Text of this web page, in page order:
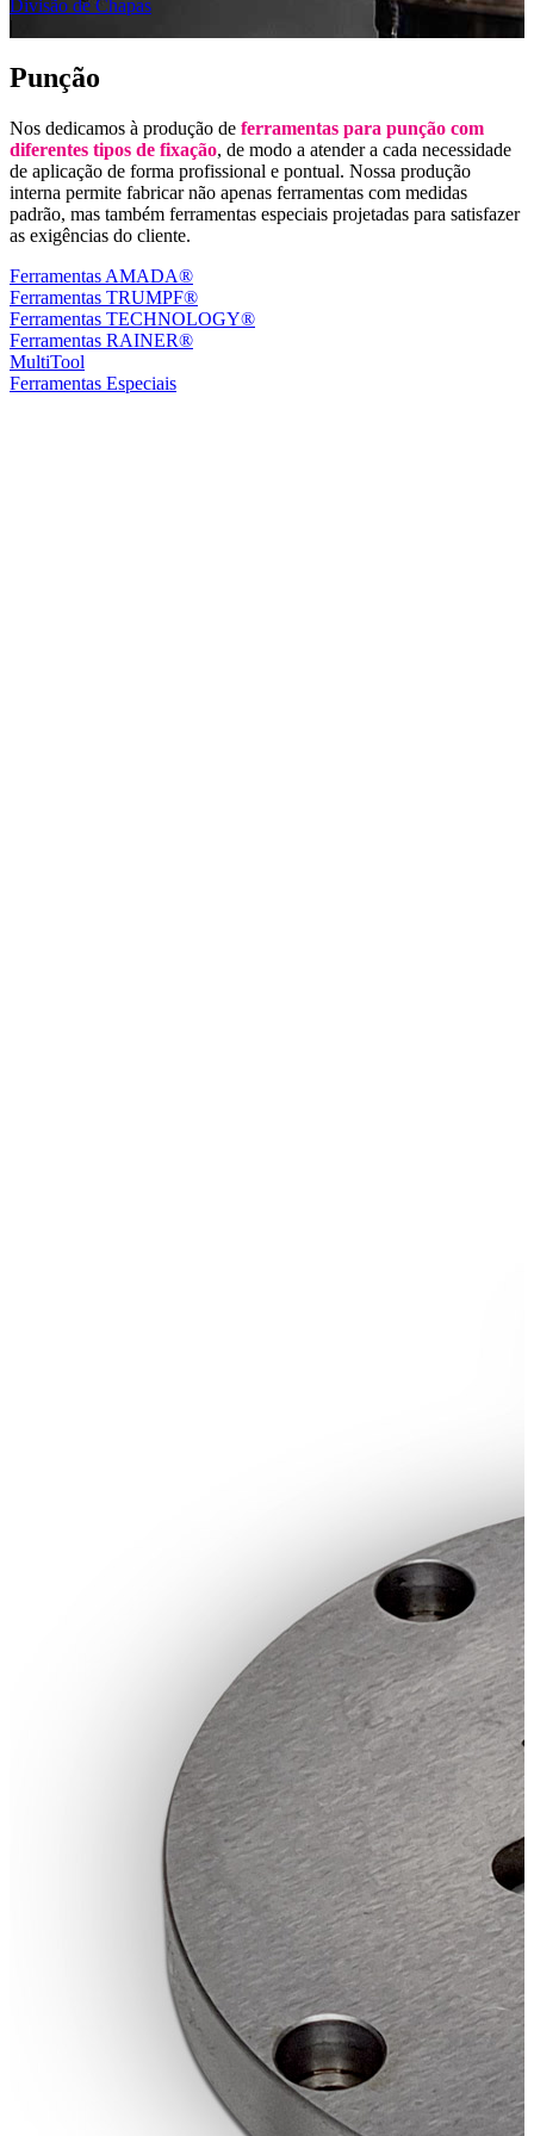
Divisão de Chapas
|
Punção
Nos dedicamos à produção de ferramentas para punção com
diferentes tipos de fixação, de modo a atender a cada necessidade
de aplicação de forma profissional e pontual. Nossa produção
interna permite fabricar não apenas ferramentas com medidas
padrão, mas também ferramentas especiais projetadas para satisfazer
as exigências do cliente.
Ferramentas AMADA®
Ferramentas TRUMPF®
Ferramentas TECHNOLOGY®
Ferramentas RAINER®
MultiTool
Ferramentas Especiais